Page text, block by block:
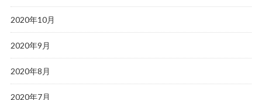
2020年10月
2020年9月
2020年8月
2020年7月